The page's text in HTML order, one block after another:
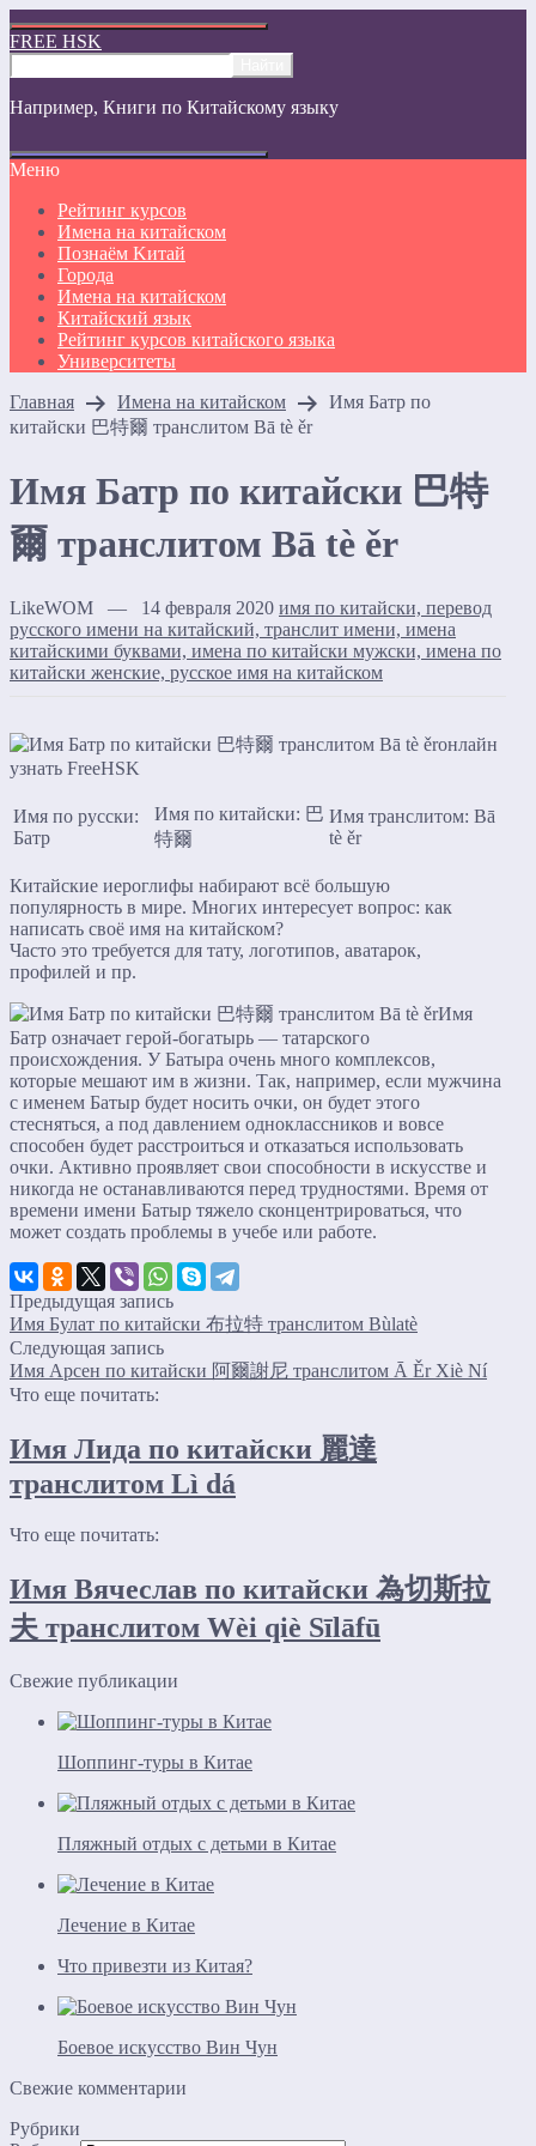
FREE HSK
Например, Книги по Китайскому языку
Меню
Рейтинг курсов
Имена на китайском
Познаём Kитай
Города
Имена на китайском
Китайский язык
Рейтинг курсов китайского языка
Университеты
Главная
Имена на китайском
Имя Батр по
китайски 巴特爾 транслитом Bā tè ěr
Имя Батр по китайски 巴特
爾 транслитом Bā tè ěr
LikeWOM — 14 февраля 2020 имя по китайски, перевод
русского имени на китайский, транслит имени, имена
китайскими буквами, имена по китайски мужски, имена по
китайски женские, русское имя на китайском
Имя по русски:
Батр
Имя по китайски: 巴
特爾
Имя транслитом: Bā
tè ěr
Китайские иероглифы набирают всё большую
популярность в мире. Многих интересует вопрос: как
написать своё имя на китайском?
Часто это требуется для тату, логотипов, аватарок,
профилей и пр.
Имя
Батр означает герой-богатырь — татарского
происхождения. У Батыра очень много комплексов,
которые мешают им в жизни. Так, например, если мужчина
с именем Батыр будет носить очки, он будет этого
стесняться, а под давлением одноклассников и вовсе
способен будет расстроиться и отказаться использовать
очки. Активно проявляет свои способности в искусстве и
никогда не останавливаются перед трудностями. Время от
времени имени Батыр тяжело сконцентрироваться, что
может создать проблемы в учебе или работе.
Предыдущая запись
Имя Булат по китайски 布拉特 транслитом Bùlatè
Следующая запись
Имя Арсен по китайски 阿爾謝尼 транслитом Ā Ěr Xiè Ní
Что еще почитать:
Имя Лида по китайски 麗達
транслитом Lì dá
Что еще почитать:
Имя Вячеслав по китайски 為切斯拉
夫 транслитом Wèi qiè Sīlāfū
Свежие публикации
Шоппинг-туры в Китае
Пляжный отдых с детьми в Китае
Лечение в Китае
Что привезти из Китая?
Боевое искусство Вин Чун
Свежие комментарии
Рубрики